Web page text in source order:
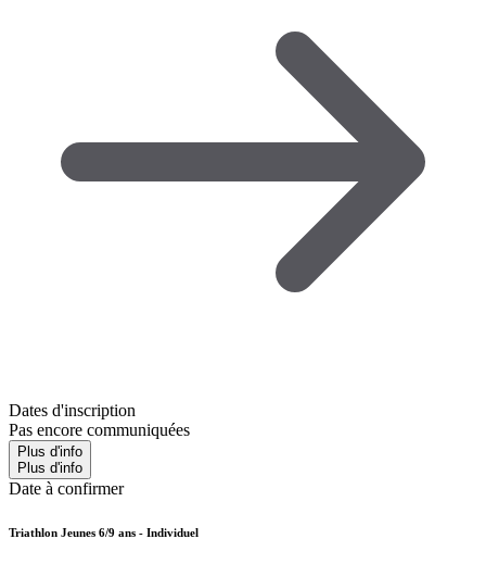
Dates d'inscription
Pas encore communiquées
Plus d'info
Plus d'info
Date à confirmer
Triathlon Jeunes 6/9 ans - Individuel